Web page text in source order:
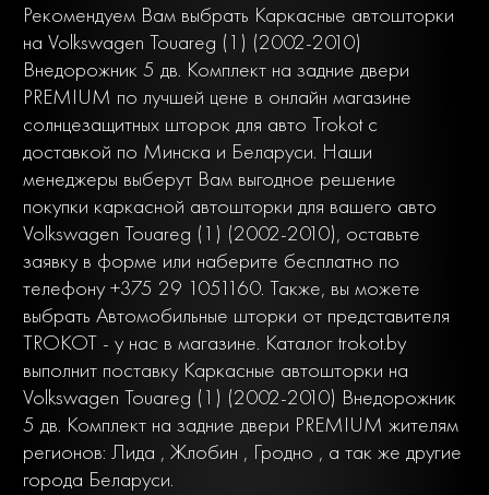
Рекомендуем Вам выбрать Каркасные автошторки
на Volkswagen Touareg (1) (2002-2010)
Внедорожник 5 дв. Комплект на задние двери
PREMIUM по лучшей цене в онлайн магазине
солнцезащитных шторок для авто Trokot с
доставкой по Минска и Беларуси. Наши
менеджеры выберут Вам выгодное решение
покупки каркасной автошторки для вашего авто
Volkswagen Touareg (1) (2002-2010), оставьте
заявку в форме или наберите бесплатно по
телефону +375 29 1051160. Также, вы можете
выбрать Автомобильные шторки от представителя
TROKOT - у нас в магазине. Каталог trokot.by
выполнит поставку Каркасные автошторки на
Volkswagen Touareg (1) (2002-2010) Внедорожник
5 дв. Комплект на задние двери PREMIUM жителям
регионов: Лида , Жлобин , Гродно , а так же другие
города Беларуси.